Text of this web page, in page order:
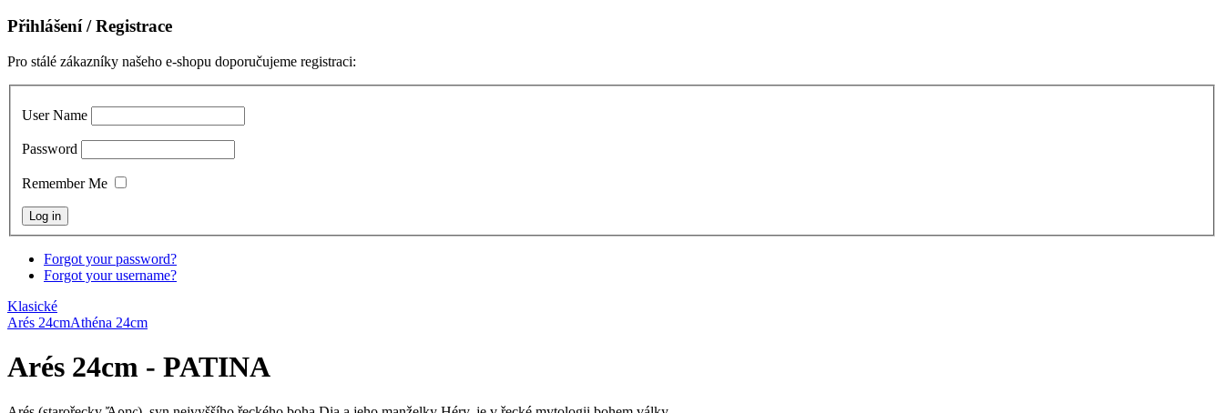
Přihlášení/ Registrace
Pro stálé zákazníky našeho e-shopu doporučujeme registraci:
User Name
Password
Remember Me
Forgot your password?
Forgot your username?
Klasické
Arés 24cmAthéna 24cm
Arés 24cm - PATINA